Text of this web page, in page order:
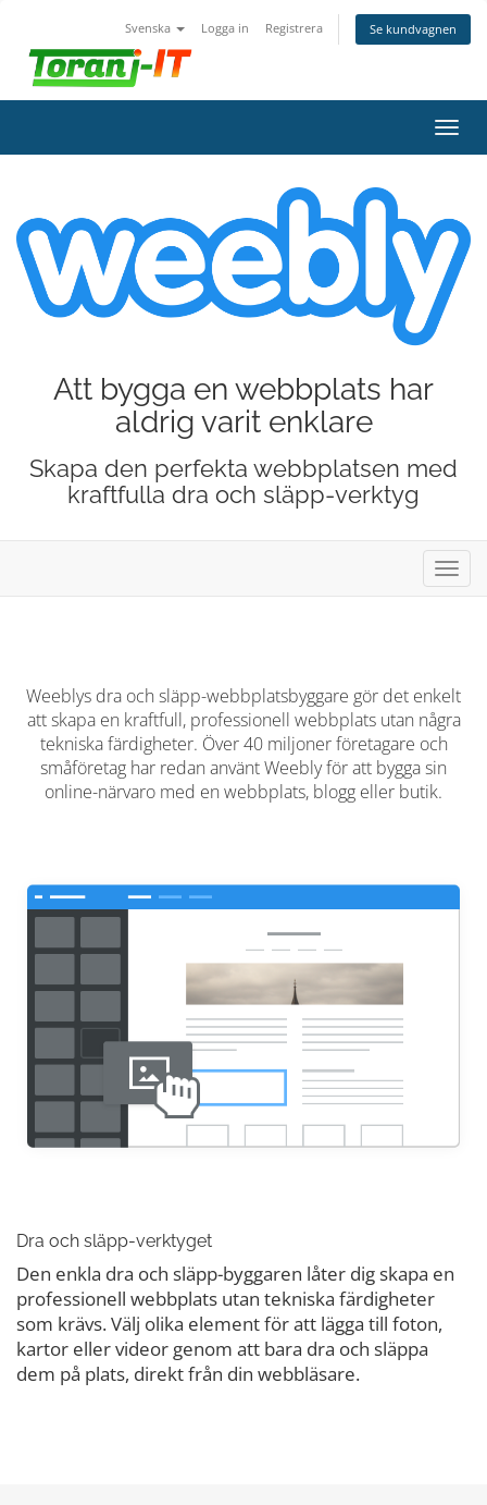
Svenska Logga in Registrera Se kundvagnen
Växla
Att bygga en webbplats har
aldrig varit enklare
Skapa den perfekta webbplatsen med
kraftfulla dra och släpp-verktyg
Växla
Weeblys dra och släpp-webbplatsbyggare gör det enkelt
att skapa en kraftfull, professionell webbplats utan några
tekniska färdigheter. Över 40 miljoner företagare och
småföretag har redan använt Weebly för att bygga sin
online-närvaro med en webbplats, blogg eller butik.
Dra och släpp-verktyget
Den enkla dra och släpp-byggaren låter dig skapa en
professionell webbplats utan tekniska färdigheter
som krävs. Välj olika element för att lägga till foton,
kartor eller videor genom att bara dra och släppa
dem på plats, direkt från din webbläsare.